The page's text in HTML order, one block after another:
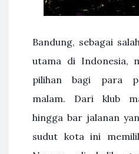
Bandung, sebagai
utama di Indonesia,
pilihan bagi para
malam. Dari klub
hingga bar jalanan
sudut kota ini